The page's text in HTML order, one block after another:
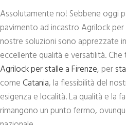
Assolutamente no! Sebbene oggi
pavimento ad incastro Agrilock
nostre soluzioni sono apprezzate
eccellente qualità e versatilità.
Agrilock per stalle a Firenze, per
come Catania, la flessibilità del
esigenza e località. La qualità e la
rimangono un punto fermo,